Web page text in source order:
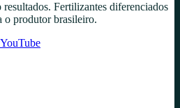
Fertilizantes diferenciados
produtor brasileiro.
YouTube